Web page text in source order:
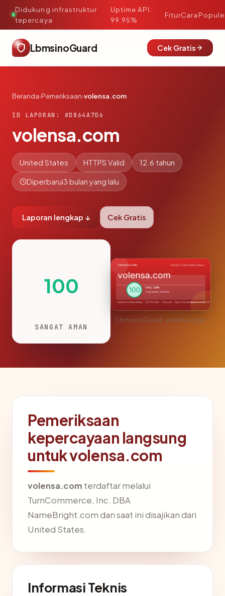
Didukung infrastruktur
tepercaya
·
Uptime API:
99.95%
FiturCara
LbmsinoGuard Cek Gratis
Beranda›Pemeriksaan›volensa.com
ID LAPORAN: #D864A7D6
volensa.com
United States HTTPS Valid 12.6 tahun
Diperbarui3 bulan yang lalu
Laporan lengkap ↓ Cek Gratis
100
SANGAT AMAN
LbmsinoGuard · volensa.com
Pemeriksaan
kepercayaan langsung
untuk volensa.com
volensa.com terdaftar melalui
TurnCommerce, Inc. DBA
NameBright.com dan saat ini disajikan dari
United States.
Informasi Teknis